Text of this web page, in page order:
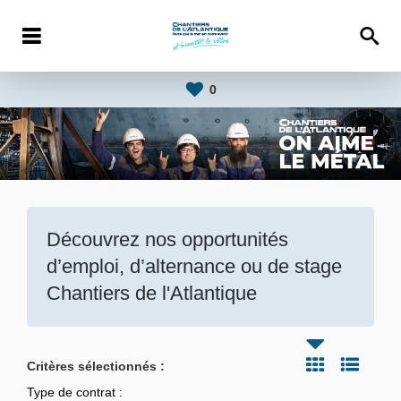
0
Découvrez nos opportunités
d’emploi, d’alternance ou de stage
Chantiers de l'Atlantique
Critères sélectionnés :
Type de contrat :